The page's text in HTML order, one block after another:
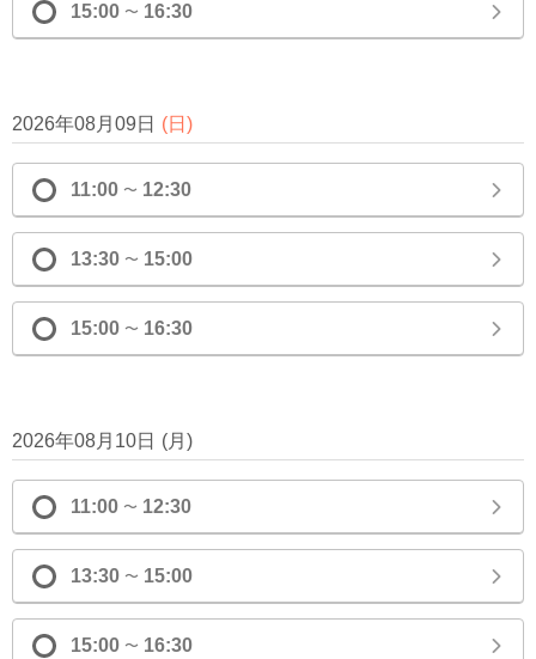
15:00 〜 16:30
2026年08月09日 (日 )
11:00 〜 12:30
13:30 〜 15:00
15:00 〜 16:30
2026年08月10日 (月 )
11:00 〜 12:30
13:30 〜 15:00
15:00 〜 16:30